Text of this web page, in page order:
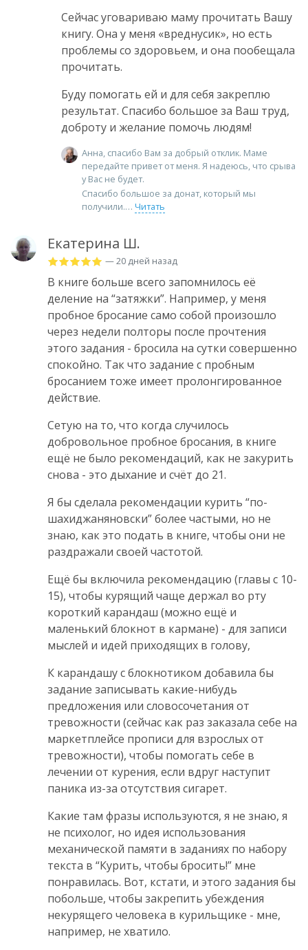
Сейчас уговариваю маму прочитать Вашу
книгу. Она у меня «вреднусик», но есть
проблемы со здоровьем, и она пообещала
прочитать.
Буду помогать ей и для себя закреплю
результат. Спасибо большое за Ваш труд,
доброту и желание помочь людям!
Анна, спасибо Вам за добрый отклик. Маме
передайте привет от меня. Я надеюсь, что срыва
у Вас не будет.
Спасибо большое за донат, который мы
получили.
Читать
Екатерина Ш.
— 20 дней назад
В книге больше всего запомнилось её
деление на “затяжки”. Например, у меня
пробное бросание само собой произошло
через недели полторы после прочтения
этого задания - бросила на сутки совершенно
спокойно. Так что задание с пробным
бросанием тоже имеет пролонгированное
действие.
Сетую на то, что когда случилось
добровольное пробное бросания, в книге
ещё не было рекомендаций, как не закурить
снова - это дыхание и счёт до 21.
Я бы сделала рекомендации курить “по-
шахиджаняновски” более частыми, но не
знаю, как это подать в книге, чтобы они не
раздражали своей частотой.
Ещё бы включила рекомендацию (главы с 10-
15), чтобы курящий чаще держал во рту
короткий карандаш (можно ещё и
маленький блокнот в кармане) - для записи
мыслей и идей приходящих в голову,
К карандашу с блокнотиком добавила бы
задание записывать какие-нибудь
предложения или словосочетания от
тревожности (сейчас как раз заказала себе на
маркетплейсе прописи для взрослых от
тревожности), чтобы помогать себе в
лечении от курения, если вдруг наступит
паника из-за отсутствия сигарет.
Какие там фразы используются, я не знаю, я
не психолог, но идея использования
механической памяти в заданиях по набору
текста в “Курить, чтобы бросить!” мне
понравилась. Вот, кстати, и этого задания бы
побольше, чтобы закрепить убеждения
некурящего человека в курильщике - мне,
например, не хватило.